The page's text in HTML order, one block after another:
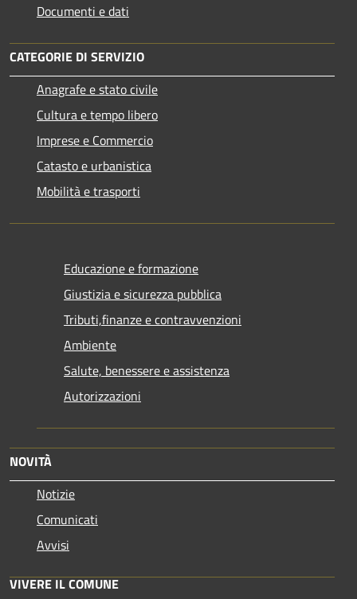
Documenti e dati
CATEGORIE DI SERVIZIO
Anagrafe e stato civile
Cultura e tempo libero
Imprese e Commercio
Catasto e urbanistica
Mobilità e trasporti
Educazione e formazione
Giustizia e sicurezza pubblica
Tributi,finanze e contravvenzioni
Ambiente
Salute, benessere e assistenza
Autorizzazioni
NOVITÀ
Notizie
Comunicati
Avvisi
VIVERE IL COMUNE